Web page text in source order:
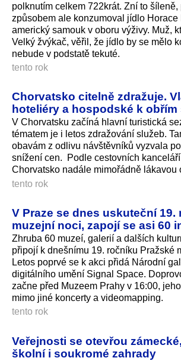
polknutím celkem 722krát. Zní to šíleně,
způsobem ale konzumoval jídlo Horace
americký samouk v oboru výživy. Muž,
Velký žvýkač, věřil, že jídlo by se mělo
nebude v podstatě tekuté.
tento rok
Chorvatsko citelně zdražuje.
hoteliéry a hospodské k obřím
V Chorvatsku začíná hlavní turistická
tématem je i letos zdražování služeb.
obavám z odlivu návštěvníků vyzvala
snížení cen. Podle cestovních
Chorvatsko nadále mimořádně lákavou
tento rok
V Praze se dnes uskuteční 19.
muzejní noci, zapojí se asi 60
Zhruba 60 muzeí, galerií a dalších
připojí k dnešnímu 19. ročníku Pražské
Letos poprvé se k akci přidá Národní
digitálního umění Signal Space.
začne před Muzeem Prahy v 16:00,
mimo jiné koncerty a videomapping.
tento rok
Veřejnosti se otevřou
školní i soukromé zahrady